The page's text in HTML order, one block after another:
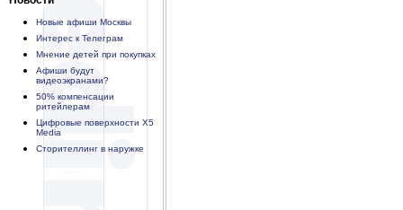
Новые афиши Москвы
Интерес к Телеграм
Мнение детей при покупках
Афиши будут
видеоэкранами?
50% компенсации
ритейлерам
Цифровые поверхности X5
Media
Сторителлинг в наружке